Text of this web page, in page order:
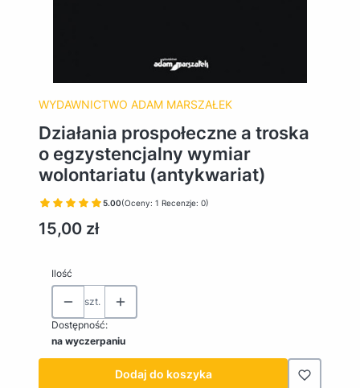
WYDAWNICTWO ADAM MARSZAŁEK
Działania prospołeczne a troska
o egzystencjalny wymiar
wolontariatu (antykwariat)
5.00(Oceny: 1 Recenzje: 0)
Cena
15,00 zł
Ilość
szt.
Dostępność:
na wyczerpaniu
Dodaj do koszyka